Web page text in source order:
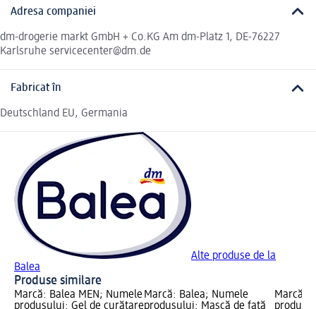
Adresa companiei
dm-drogerie markt GmbH + Co.KG Am dm-Platz 1, DE-76227
Karlsruhe servicecenter@dm.de
Fabricat în
Deutschland EU, Germania
Alte produse de la
Balea
Produse similare
Marcă: Balea MEN; Numele
produsului: Gel de curățare
Marcă: Balea; Numele
produsului: Mască de față
Marcă: